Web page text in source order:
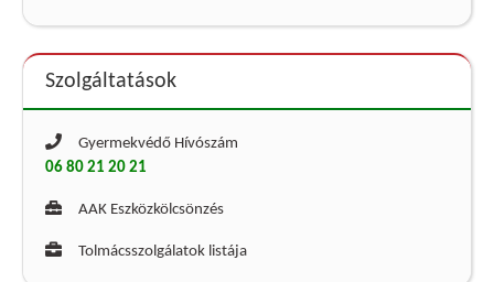
Szolgáltatások
Gyermekvédő Hívószám
06 80 21 20 21
AAK Eszközkölcsönzés
Tolmácsszolgálatok listája